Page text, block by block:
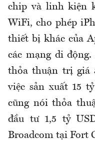
chip và linh kiện
WiFi, cho phép
thiết bị khác của
các mạng di
thỏa thuận trị giá
việc sản xuất 15
cũng nói thỏa
đầu tư 1,5 tỷ
Broadcom tại Fort